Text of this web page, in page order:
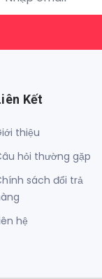
Kết
thiệu
hỏi thường gặp
sách đổi trả
hệ